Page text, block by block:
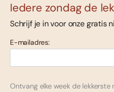
Iedere zondag de
Schrijf je in voor onze gratis
E-mailadres:
Ontvang elke week de